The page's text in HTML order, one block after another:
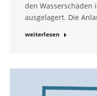
den Wasserschäden
ausgelagert. Die
weiterlesen